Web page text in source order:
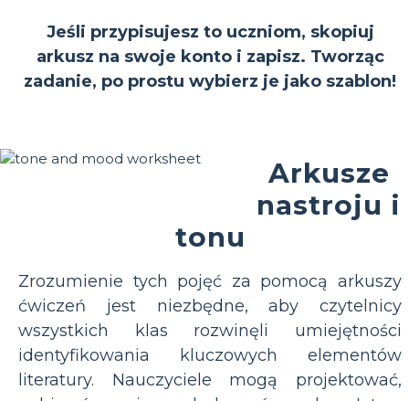
Jeśli przypisujesz to uczniom, skopiuj
arkusz na swoje konto i zapisz. Tworząc
zadanie, po prostu wybierz je jako szablon!
Arkusze
nastroju i
tonu
Zrozumienie tych pojęć za pomocą arkuszy
ćwiczeń jest niezbędne, aby czytelnicy
wszystkich klas rozwinęli umiejętności
identyfikowania kluczowych elementów
literatury. Nauczyciele mogą projektować,